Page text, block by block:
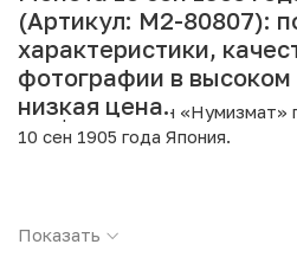
(Артикул: M2-80807):
характеристики,
фотографии в
низкая цена.
Интернет магазин «Нумизмат»
10 сен 1905 года Япония.
Страна: Япония
Показать